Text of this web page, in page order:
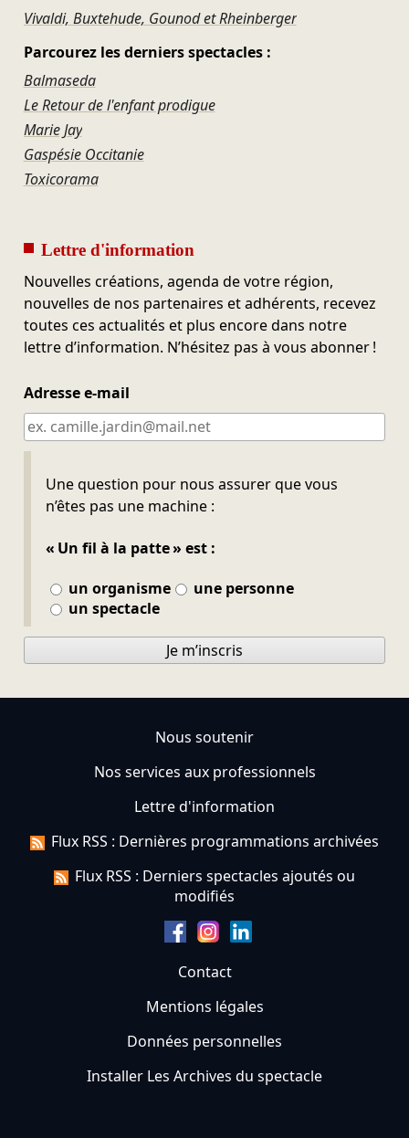
Vivaldi, Buxtehude, Gounod et Rheinberger
Parcourez les derniers spectacles :
Balmaseda
Le Retour de l'enfant prodigue
Marie Jay
Gaspésie Occitanie
Toxicorama
Lettre d'information
Nouvelles créations, agenda de votre région,
nouvelles de nos partenaires et adhérents, recevez
toutes ces actualités et plus encore dans notre
lettre d’information. N’hésitez pas à vous abonner !
Adresse e-mail
Une question pour nous assurer que vous
n’êtes pas une machine :
« Un fil à la patte » est :
un organisme
une personne
un spectacle
Ne pas remplir
Je m’inscris
Nous soutenir
Nos services aux professionnels
Lettre d'information
Flux RSS : Dernières programmations archivées
Flux RSS : Derniers spectacles ajoutés ou
modifiés
Contact
Mentions légales
Données personnelles
Installer Les Archives du spectacle